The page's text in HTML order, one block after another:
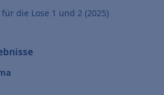
die Lose 1 und 2 (2025)